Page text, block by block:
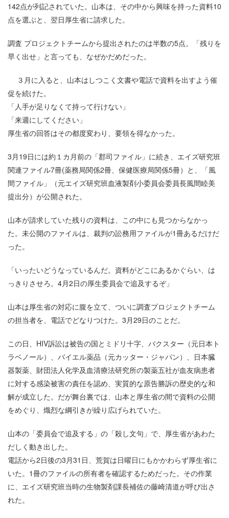
142点が列記されていた。山本は、その中から興味を持った資料10
点を選ぶと、翌日厚生省に請求した。
調査 プロジェクトチームから提出されたのは半数の5点。「残りを
早く出せ」と言っても、なぜかだめだった。
３月に入ると、山本はしつこく文書や電話で資料を出すよう催
促を続けた。
「人手が足りなくて持って行けない」
「来週にしてください」
厚生省の回答はその都度変わり、要領を得なかった。
3月19日には約１カ月前の「郡司ファイル」に続き、エイズ研究班
関連ファイル7冊(薬務局関係2冊、保健医療局関係5冊）と、「風
間ファイル」（元エイズ研究班血液製剤小委員会委員長風間睦美
提出分）が公開された。
山本が請求していた残りの資料は、この中にも見つからなかっ
た。未公開のファイルは、裁判の訟務用ファイルが1冊あるだけだ
った。
「いったいどうなっているんだ。資料がどこにあるかぐらい、は
っきりさせろ。4月2日の厚生委員会で追及するぞ」
山本は厚生省の対応に腹を立て、ついに調査プロジェクトチーム
の担当者を、電話でどなりつけた。3月29日のことだ。
この日、HIV訴訟は被告の国とミドリ十字、バクスター（元日本ト
ラベノール）、バイエル薬品（元カッター・ジャパン）、日本臓
器製薬、財団法人化学及血清療法研究所の製薬五社が血友病患者
に対する感染被害の責任を認め、実質的な原告勝訴の歴史的な和
解が成立した。だが舞台裏では、山本と厚生省の間で資料の公開
をめぐり、熾烈な綱引きが繰り広げられていた。
山本の「委員会で追及する」の「殺し文句」で、厚生省があわた
だしく動き出した。
電話から2日後の3月31日、荒賀は日曜日にもかかわらず厚生省に
いた。1冊のファイルの所有者を確認するためだった。その作業
に、エイズ研究班当時の生物製剤課長補佐の藤崎清道が呼び出さ
れた。